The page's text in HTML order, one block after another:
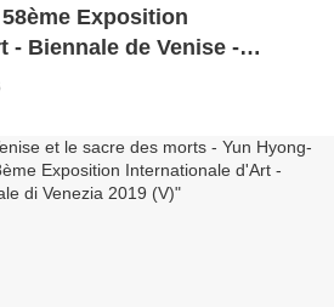
Exposition
- Biennale de Venise -
2019 (V)